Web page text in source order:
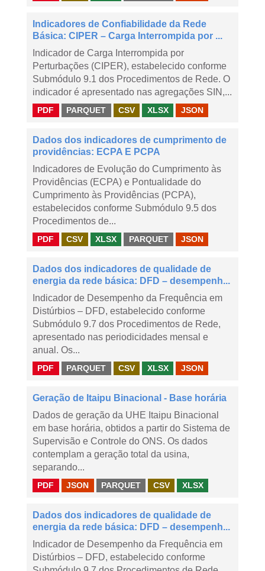
Indicadores de Confiabilidade da Rede
Básica: CIPER – Carga Interrompida por ...
Indicador de Carga Interrompida por
Perturbações (CIPER), estabelecido conforme
Submódulo 9.1 dos Procedimentos de Rede. O
indicador é apresentado nas agregações SIN,...
PDF PARQUET CSV XLSX JSON
Dados dos indicadores de cumprimento de
providências: ECPA E PCPA
Indicadores de Evolução do Cumprimento às
Providências (ECPA) e Pontualidade do
Cumprimento às Providências (PCPA),
estabelecidos conforme Submódulo 9.5 dos
Procedimentos de...
PDF CSV XLSX PARQUET JSON
Dados dos indicadores de qualidade de
energia da rede básica: DFD – desempenh...
Indicador de Desempenho da Frequência em
Distúrbios – DFD, estabelecido conforme
Submódulo 9.7 dos Procedimentos de Rede,
apresentado nas periodicidades mensal e
anual. Os...
PDF PARQUET CSV XLSX JSON
Geração de Itaipu Binacional - Base horária
Dados de geração da UHE Itaipu Binacional
em base horária, obtidos a partir do Sistema de
Supervisão e Controle do ONS. Os dados
contemplam a geração total da usina,
separando...
PDF JSON PARQUET CSV XLSX
Dados dos indicadores de qualidade de
energia da rede básica: DFD – desempenh...
Indicador de Desempenho da Frequência em
Distúrbios – DFD, estabelecido conforme